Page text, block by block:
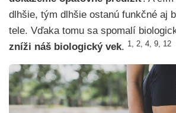
dlhšie, tým dlhšie ostanú funkčné aj
tele. Vďaka tomu sa spomalí
zníži náš biologický vek. 1, 2, 4, 9, 12